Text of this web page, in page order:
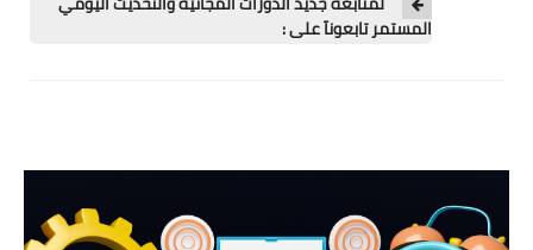
المستمر تابعونآ على :